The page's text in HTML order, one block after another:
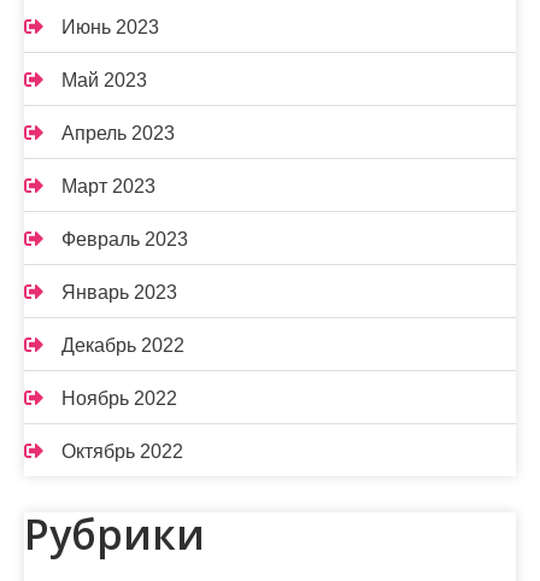
Июнь 2023
Май 2023
Апрель 2023
Март 2023
Февраль 2023
Январь 2023
Декабрь 2022
Ноябрь 2022
Октябрь 2022
Рубрики